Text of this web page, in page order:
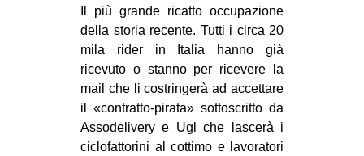
MOBILITAZIONI
SPAZI
SPORT POPOLARE
MOVIMENTI
AMBIENTE
Il più grande ricatto occupazione
della storia recente. Tutti i circa 20
mila rider in Italia hanno già
ricevuto o stanno per ricevere la
mail che li costringerà ad accettare
il «contratto-pirata» sottoscritto da
Assodelivery e Ugl che lascerà i
ciclofattorini al cottimo e lavoratori